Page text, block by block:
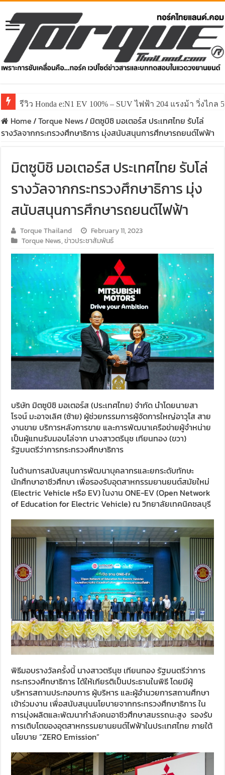
รีวิว Honda e:N1 EV 100% – SUV ไฟฟ้า 204 แรงม้า วิ่งไกล
Home/Torque News/ มิตซูบิชิ มอเตอร์ส ประเทศไทย รับโล่
รางวัลจากกระทรวงศึกษาธิการ มุ่งสนับสนุนการศึกษารถยนต์ไฟฟ้า
มิตซูบิชิ มอเตอร์ส ประเทศไทย รับโล่
รางวัลจากกระทรวงศึกษาธิการ มุ่ง
สนับสนุนการศึกษารถยนต์ไฟฟ้า
Torque Thailand
February 11, 2023
Torque News,ข่าวประชาสัมพันธ์
บริษัท มิตซูบิชิ มอเตอร์ส (ประเทศไทย) จำกัด นำโดยนายสา
โรจน์ มะอาจเลิศ (ซ้าย) ผู้ช่วยกรรมการผู้จัดการใหญ่อาวุโส สาย
งานขาย บริการหลังการขาย และการพัฒนาเครือข่ายผู้จำหน่าย
เป็นผู้แทนรับมอบโล่จาก นางสาวตรีนุช เทียนทอง (ขวา)
รัฐมนตรีว่าการกระทรวงศึกษาธิการ
ในด้านการสนับสนุนการพัฒนาบุคลากรและยกระดับทักษะ
นักศึกษาอาชีวศึกษา เพื่อรองรับอุตสาหกรรมยานยนต์สมัยใหม่
(Electric Vehicle หรือ EV) ในงาน ONE-EV (Open Network
of Education for Electric Vehicle) ณ วิทยาลัยเทคนิคชลบุรี
พิธีมอบรางวัลครั้งนี้ นางสาวตรีนุช เทียนทอง รัฐมนตรีว่าการ
กระทรวงศึกษาธิการ ได้ให้เกียรติเป็นประธานในพิธี โดยมีผู้
บริหารสถานประกอบการ ผู้บริหาร และผู้อำนวยการสถานศึกษา
เข้าร่วมงาน เพื่อสนับสนุนนโยบายจากกระทรวงศึกษาธิการ ใน
การมุ่งผลิตและพัฒนากำลังคนอาชีวศึกษาสมรรถนะสูง รองรับ
การเติบโตของอุตสาหกรรมยานยนต์ไฟฟ้าในประเทศไทย ภายใต้
นโยบาย “ZERO Emission”